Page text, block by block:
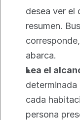
desea ver el
resumen.
abarca.
Lea el
determinada
cada
persona